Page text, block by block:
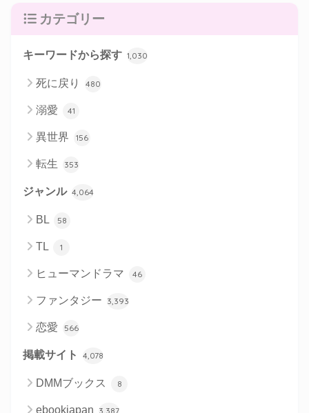
カテゴリー
キーワードから探す 1,030
死に戻り 480
溺愛 41
異世界 156
転生 353
ジャンル 4,064
BL 58
TL 1
ヒューマンドラマ 46
ファンタジー 3,393
恋愛 566
掲載サイト 4,078
DMMブックス 8
ebookjapan 3,387